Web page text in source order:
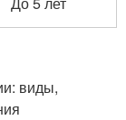
виды,